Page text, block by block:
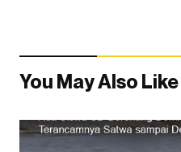
You May Also Like